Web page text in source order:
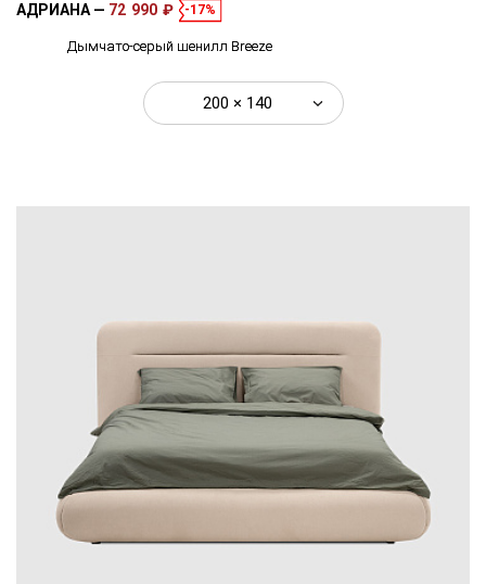
АДРИАНА 72 990 ₽ -17%
Дымчато-серый шенилл Breeze
200 × 140